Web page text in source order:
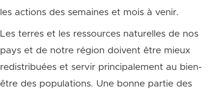
les actions des semaines et mois à venir.
Les terres et les ressources naturelles de nos
pays et de notre région doivent être mieux
redistribuées et servir principalement au bien-
être des populations. Une bonne partie des